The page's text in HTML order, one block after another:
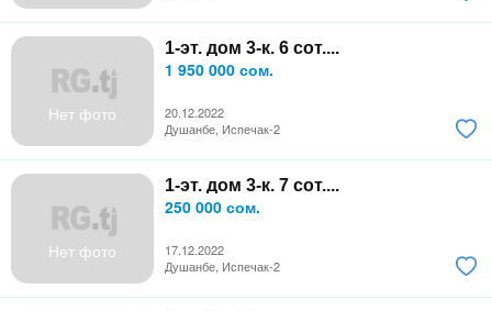
Нет фото
1-эт. дом 3-к. 6 сот....
1 950 000 сом.
20.12.2022
Душанбе, Испечак-2
Нет фото
1-эт. дом 3-к. 7 сот....
250 000 сом.
17.12.2022
Душанбе, Испечак-2